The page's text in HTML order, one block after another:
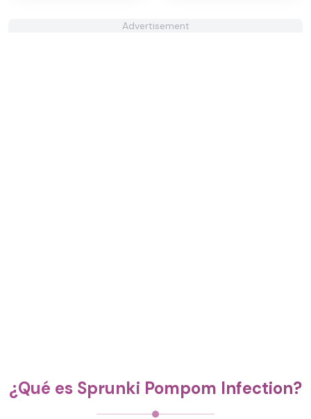
Advertisement
¿Qué es Sprunki Pompom Infection?